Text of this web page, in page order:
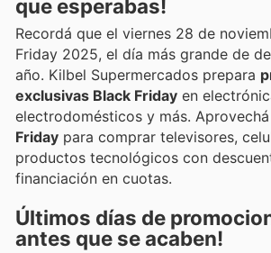
que esperabas!
Recordá que el viernes 28 de
Friday 2025, el día más grande de
año. Kilbel Supermercados prepara
exclusivas Black Friday en
electrodomésticos y más. Aprovechá
Friday para comprar televisores,
productos tecnológicos con
financiación en cuotas.
Últimos días de
antes que se acaben!